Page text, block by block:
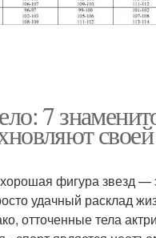
7
своей
фигура звезд —
удачный расклад
отточенные тела